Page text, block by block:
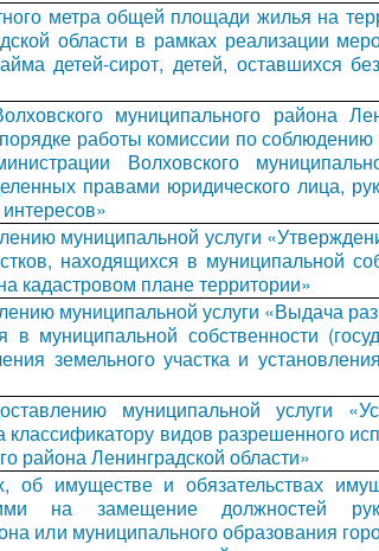
метра общей площади жилья на
области в рамках реализации
детей-сирот, детей, оставшихся
муниципального района
работы комиссии по соблюдению
Волховского
правами юридического лица,
муниципальной услуги
находящихся в муниципальной
кадастровом плане территории»
муниципальной услуги «Выдача
муниципальной собственности
земельного участка и
муниципальной услуги
классификатору видов разрешенного
района Ленинградской области»
имуществе и обязательствах
на замещение должностей
или муниципального образования